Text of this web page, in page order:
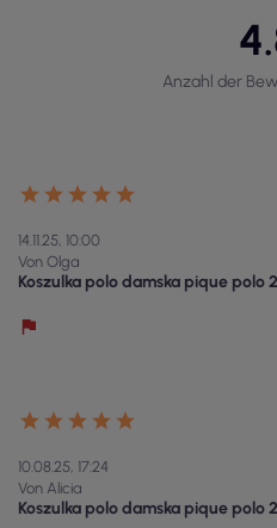
Anzahl der
14.11.25, 10:00
Von Olga
Koszulka polo damska pique polo
10.08.25, 17:24
Von Alicia
Koszulka polo damska pique polo